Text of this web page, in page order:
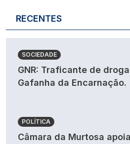
RECENTES
SOCIEDADE
GNR: Traficante de
Gafanha da Encarnação.
POLÍTICA
Câmara da Murtosa